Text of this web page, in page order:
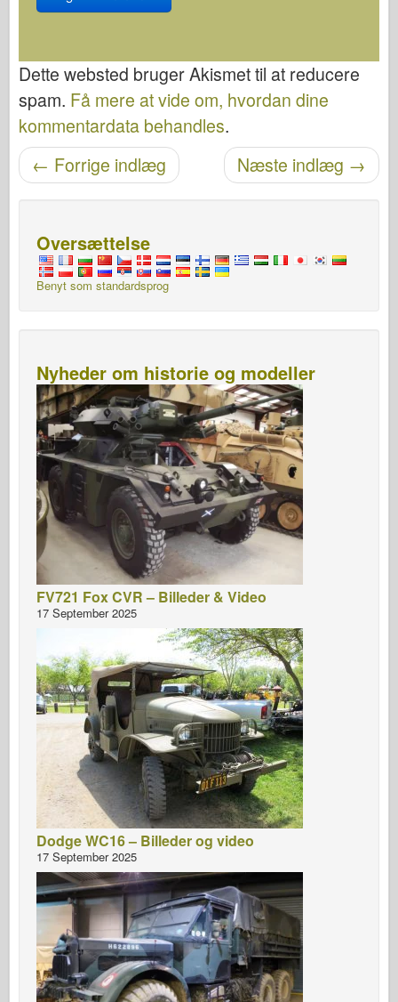
Dette websted bruger Akismet til at reducere
spam. Få mere at vide om, hvordan dine
kommentardata behandles.
Navigation efter post Næste indlæg →
← Forrige indlæg
Oversættelse
Benyt som standardsprog
Nyheder om historie og modeller
FV721 Fox CVR – Billeder & Video
17 September 2025
Dodge WC16 – Billeder og video
17 September 2025